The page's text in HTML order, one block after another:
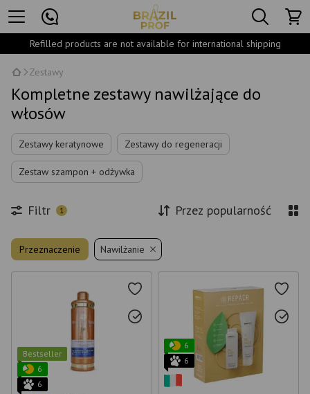
Refilled products are not available for international shipping
Zestawy
Kompletne zestawy nawilżające do
włosów
Zestawy keratynowe Zestawy do regeneracji
Zestaw szampon + odżywka
Filtr 1 Przez popularność
Przeznaczenie Nawilżanie
Bestseller
6
6
6
6